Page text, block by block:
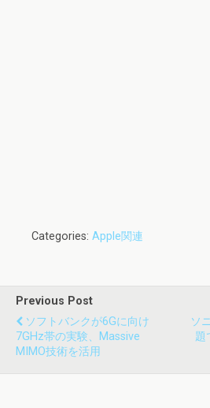
Categories: Apple関連
Previous Post
ソフトバンクが6Gに向け
7GHz帯の実験、Massive
MIMO技術を活用
ソ
題